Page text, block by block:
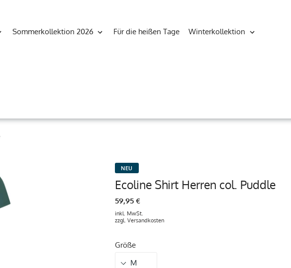
Sommerkollektion 2026 Für die heißen Tage Winterkollektion
NEU
Ecoline Shirt Herren col. Puddle
59,95 €
inkl. MwSt.
zzgl. Versandkosten
Größe